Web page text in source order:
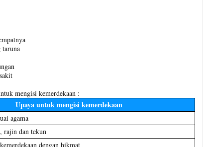
mengisi kemerdekaan :
Upaya untuk mengisi kemerdekaan
agama
rajin dan tekun
dengan hikmat